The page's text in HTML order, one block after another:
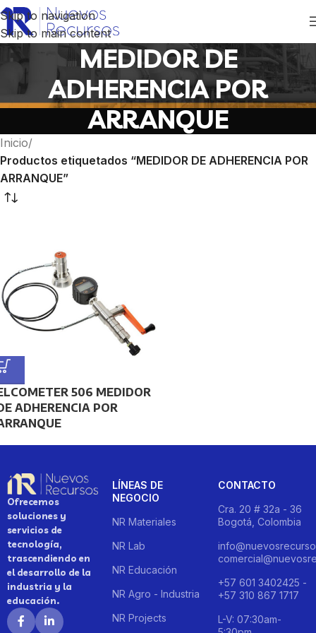
Skip to navigation
Skip to main content
MEDIDOR DE
ADHERENCIA POR
ARRANQUE
Inicio/
Productos etiquetados “MEDIDOR DE ADHERENCIA POR
ARRANQUE”
506 MEDIDOR
ADHERENCIA POR
Ofrecemos
soluciones y
servicios de
tecnología,
trascendiendo en
el desarrollo de la
industria y la
educación.
LÍNEAS DE
NEGOCIO
NR Materiales
NR Lab
NR Educación
NR Agro - Industria
NR Projects
CONTACTO
Cra. 20 # 32a - 36
Bogotá, Colombia
+57 601 3402425 -
+57 310 867 1717
L-V: 07:30am-